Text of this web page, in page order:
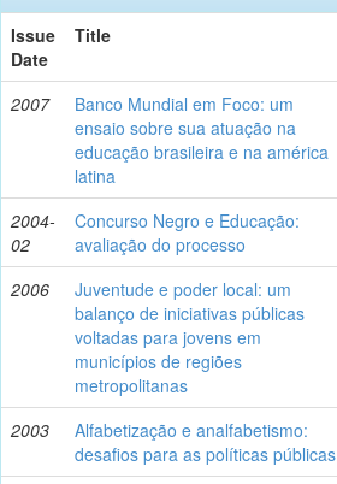
Issue
Date
Title
2007
Banco Mundial em Foco: um
ensaio sobre sua atuação na
educação brasileira e na américa
latina
2004-
02
Concurso Negro e Educação:
avaliação do processo
2006
Juventude e poder local: um
balanço de iniciativas públicas
voltadas para jovens em
municípios de regiões
metropolitanas
2003
Alfabetização e analfabetismo:
desafios para as políticas públicas